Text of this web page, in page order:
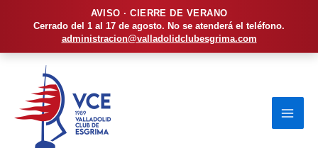
AVISO · CIERRE DE VERANO
Cerrado del 1 al 17 de agosto. No se atenderá el teléfono.
administracion@valladolidclubesgrima.com
contenido